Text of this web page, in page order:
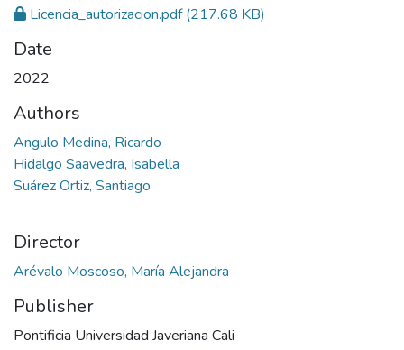
Licencia_autorizacion.pdf(217.68 KB)
Date
2022
Authors
Angulo Medina, Ricardo
Hidalgo Saavedra, Isabella
Suárez Ortiz, Santiago
Director
Arévalo Moscoso, María Alejandra
Publisher
Pontificia Universidad Javeriana Cali